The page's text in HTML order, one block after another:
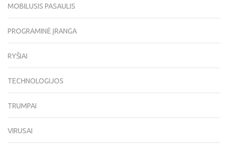
MOBILUSIS PASAULIS
PROGRAMINĖ ĮRANGA
RYŠIAI
TECHNOLOGIJOS
TRUMPAI
VIRUSAI